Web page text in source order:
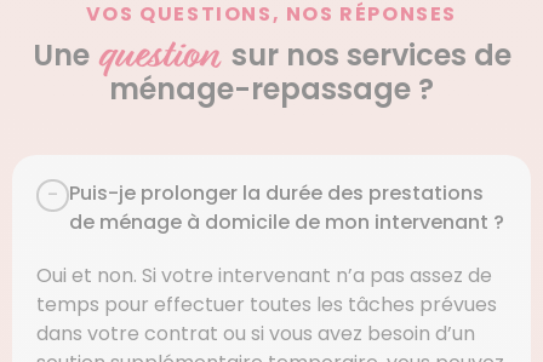
VOS QUESTIONS, NOS RÉPONSES
Une question sur nos services de
ménage-repassage ?
Puis-je prolonger la durée des prestations
de ménage à domicile de mon intervenant ?
Oui et non. Si votre intervenant n’a pas assez de
temps pour effectuer toutes les tâches prévues
dans votre contrat ou si vous avez besoin d’un